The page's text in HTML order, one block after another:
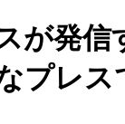
が発信
プレス